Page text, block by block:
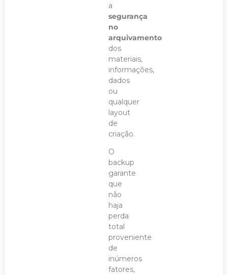
a
segurança
no
arquivamento
dos
materiais,
informações,
dados
ou
qualquer
layout
de
criação.
O
backup
garante
que
não
haja
perda
total
proveniente
de
inúmeros
fatores,